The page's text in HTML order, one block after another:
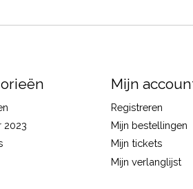
2023
Mijn
Registreren
Mijn bestellingen
Mijn tickets
Mijn verlanglijst